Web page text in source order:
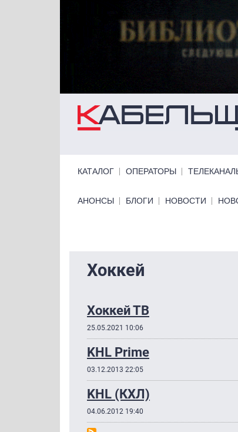
КАТАЛОГ ОПЕРАТОРЫ
Primary links bottom
АНОНСЫ БЛОГИ НОВОСТИ
Хоккей
Хоккей ТВ
25.05.2021 10:06
KHL Prime
03.12.2013 22:05
KHL (КХЛ)
04.06.2012 19:40